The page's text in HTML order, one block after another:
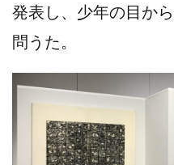
発表し、少年の目か
問うた。